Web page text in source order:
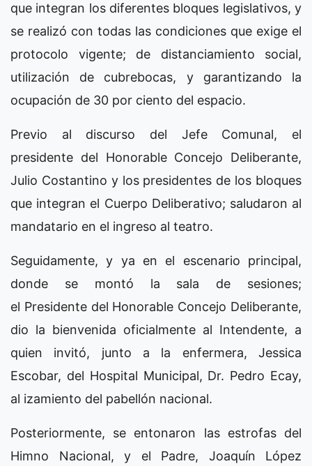
que integran los diferentes bloques legislativos, y
se realizó con todas las condiciones que exige el
protocolo vigente; de distanciamiento social,
utilización de cubrebocas, y garantizando la
ocupación de 30 por ciento del espacio.
Previo al discurso del Jefe Comunal, el
presidente del Honorable Concejo Deliberante,
Julio Costantino y los presidentes de los bloques
que integran el Cuerpo Deliberativo; saludaron al
mandatario en el ingreso al teatro.
Seguidamente, y ya en el escenario principal,
donde se montó la sala de sesiones;
el Presidente del Honorable Concejo Deliberante,
dio la bienvenida oficialmente al Intendente, a
quien invitó, junto a la enfermera, Jessica
Escobar, del Hospital Municipal, Dr. Pedro Ecay,
al izamiento del pabellón nacional.
Posteriormente, se entonaron las estrofas del
Himno Nacional, y el Padre, Joaquín López